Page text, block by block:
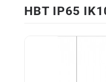
APIE MUS
HBT IP65